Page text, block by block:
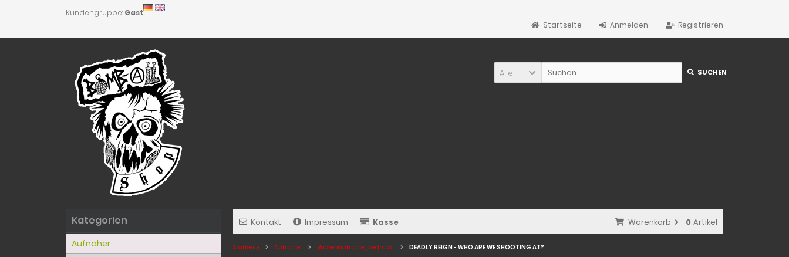
Kundengruppe: Gast
Registrieren
Anmelden
Startseite
Alle SUCHEN
Kontakt Impressum Kasse Warenkorb 0 Artikel
Startseite Aufnäher Rückenaufnäher, bedruckt DEADLY REIGN - WHO ARE WE SHOOTING AT?
Kategorien
Aufnäher